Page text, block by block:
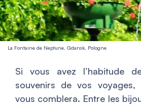
La Fontaine de Neptune, Gdansk, Pologne
Si vous avez l’habitude
souvenirs de vos voyages,
vous comblera. Entre les